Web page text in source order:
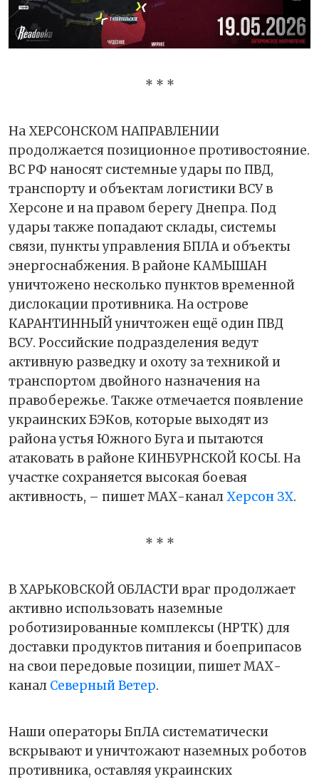
* * *
На ХЕРСОНСКОМ НАПРАВЛЕНИИ
продолжается позиционное противостояние.
ВС РФ наносят системные удары по ПВД,
транспорту и объектам логистики ВСУ в
Херсоне и на правом берегу Днепра. Под
удары также попадают склады, системы
связи, пункты управления БПЛА и объекты
энергоснабжения. В районе КАМЫШАН
уничтожено несколько пунктов временной
дислокации противника. На острове
КАРАНТИННЫЙ уничтожен ещё один ПВД
ВСУ. Российские подразделения ведут
активную разведку и охоту за техникой и
транспортом двойного назначения на
правобережье. Также отмечается появление
украинских БЭКов, которые выходят из
района устья Южного Буга и пытаются
атаковать в районе КИНБУРНСКОЙ КОСЫ. На
участке сохраняется высокая боевая
активность, – пишет МАХ-каналХерсон ЗХ.
* * *
В ХАРЬКОВСКОЙ ОБЛАСТИ враг продолжает
активно использовать наземные
роботизированные комплексы (НРТК) для
доставки продуктов питания и боеприпасов
на свои передовые позиции, пишет МАХ-
канал Северный Ветер.
Наши операторы БпЛА систематически
вскрывают и уничтожают наземных роботов
противника, оставляя украинских